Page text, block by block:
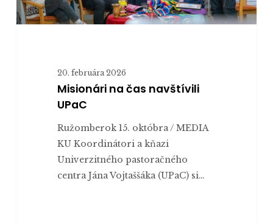
20. februára 2026
Misionári na čas navštívili
UPaC
Ružomberok 15. októbra / MEDIA
KU Koordinátori a kňazi
Univerzitného pastoračného
centra Jána Vojtaššáka (UPaC) si…